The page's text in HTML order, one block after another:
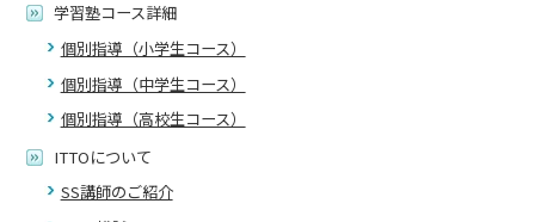
学習塾コース詳細
個別指導（小学生コース）
個別指導（中学生コース）
個別指導（高校生コース）
ITTOについて
SS講師のご紹介